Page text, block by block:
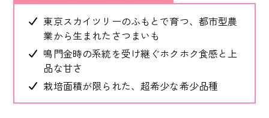
東京スカイツリーのふもとで育つ、都市型農
業から生まれたさつまいも
鳴門金時の系統を受け継ぐホクホク食感と上
品な甘さ
栽培面積が限られた、超希少な希少品種